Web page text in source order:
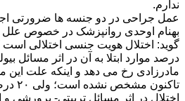
ندارم.
عمل جراحی در دو جنسه ها ضرورتی
بهنام اوحدی روانپزشک در خصوص
درصد موارد ابتلا به آن در اثر مسائل
مادرزادی رخ می دهد و اینکه علت
اختلال در اثر مسائل تربیتی- پرورشی